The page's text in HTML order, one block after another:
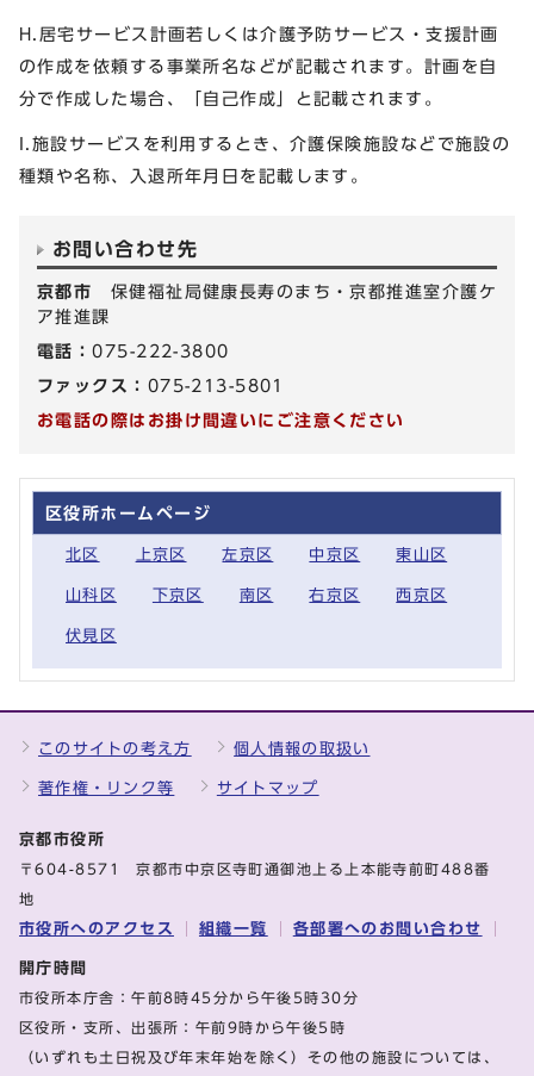
H.居宅サービス計画若しくは介護予防サービス・支援計画
の作成を依頼する事業所名などが記載されます。計画を自
分で作成した場合、「自己作成」と記載されます。
I.施設サービスを利用するとき、介護保険施設などで施設の
種類や名称、入退所年月日を記載します。
お問い合わせ先
京都市 保健福祉局健康長寿のまち・京都推進室介護ケ
ア推進課
電話：075-222-3800
ファックス： 075-213-5801
お電話の際はお掛け間違いにご注意ください
区役所ホームページ
北区 上京区 左京区 中京区 東山区
山科区 下京区 南区 右京区 西京区
伏見区
このサイトの考え方 個人情報の取扱い
著作権・リンク等 サイトマップ
京都市役所
〒604-8571 京都市中京区寺町通御池上る上本能寺前町488番
地
市役所へのアクセス 組織一覧 各部署へのお問い合わせ
開庁時間
市役所本庁舎：午前8時45分から午後5時30分
区役所・支所、出張所：午前9時から午後5時
（いずれも土日祝及び年末年始を除く）その他の施設については、